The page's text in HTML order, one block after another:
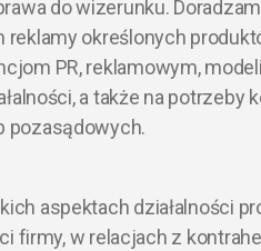
do wizerunku.
określonych
PR, reklamowym,
a także na potrzeby
pozasądowych.
aspektach działalności
firmy, w relacjach z